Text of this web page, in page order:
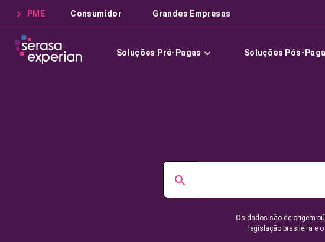
PME Consumidor Grandes Empresas
Soluções Pré-Pagas Soluções Pós-
Os dados são de origem
legislação brasileira e